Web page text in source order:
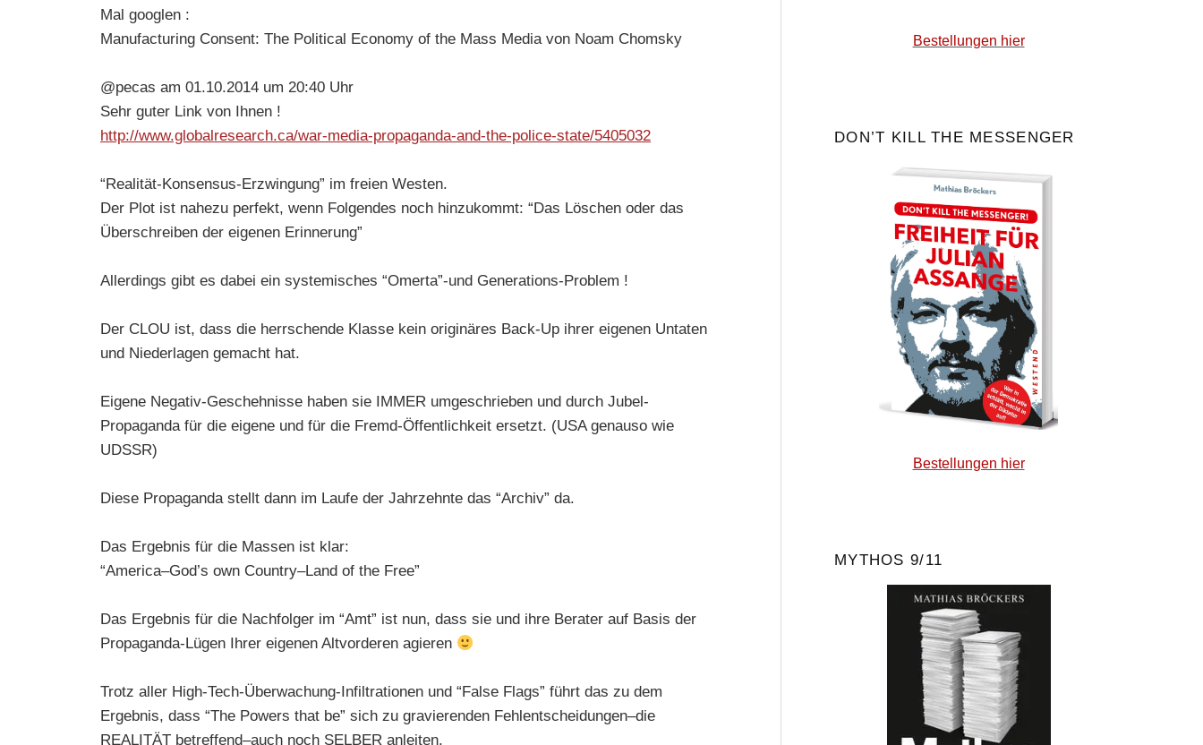
Mal googlen :
Manufacturing Consent: The Political Economy of the Mass Media von Noam Chomsky
@pecas am 01.10.2014 um 20:40 Uhr
Sehr guter Link von Ihnen !
http://www.globalresearch.ca/war-media-propaganda-and-the-police-state/5405032
“Realität-Konsensus-Erzwingung” im freien Westen.
Der Plot ist nahezu perfekt, wenn Folgendes noch hinzukommt: “Das Löschen oder das
Überschreiben der eigenen Erinnerung”
Allerdings gibt es dabei ein systemisches “Omerta”-und Generations-Problem !
Der CLOU ist, dass die herrschende Klasse kein originäres Back-Up ihrer eigenen Untaten
und Niederlagen gemacht hat.
Eigene Negativ-Geschehnisse haben sie IMMER umgeschrieben und durch Jubel-
Propaganda für die eigene und für die Fremd-Öffentlichkeit ersetzt. (USA genauso wie
UDSSR)
Diese Propaganda stellt dann im Laufe der Jahrzehnte das “Archiv” da.
Das Ergebnis für die Massen ist klar:
“America–God’s own Country–Land of the Free”
Das Ergebnis für die Nachfolger im “Amt” ist nun, dass sie und ihre Berater auf Basis der
Propaganda-Lügen Ihrer eigenen Altvorderen agieren
Trotz aller High-Tech-Überwachung-Infiltrationen und “False Flags” führt das zu dem
Ergebnis, dass “The Powers that be” sich zu gravierenden Fehlentscheidungen–die
REALITÄT betreffend–auch noch SELBER anleiten.
Bestellungen hier
DON’T KILL THE MESSENGER
Bestellungen hier
MYTHOS 9/11